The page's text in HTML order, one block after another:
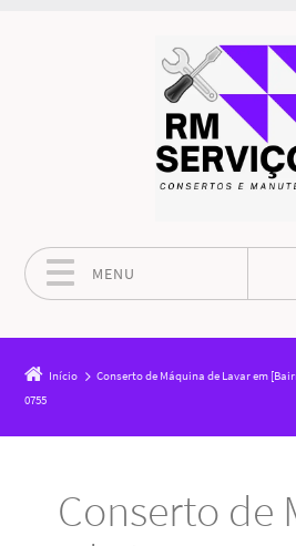
MENU
Início
Conserto de Máquina de Lavar em
0755
Conserto de